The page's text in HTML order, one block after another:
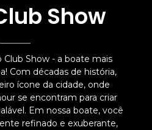
Show
Show - a boate mais
Com décadas de história,
ícone da cidade, onde
se encontram para criar
Em nossa boate, você
refinado e exuberante,